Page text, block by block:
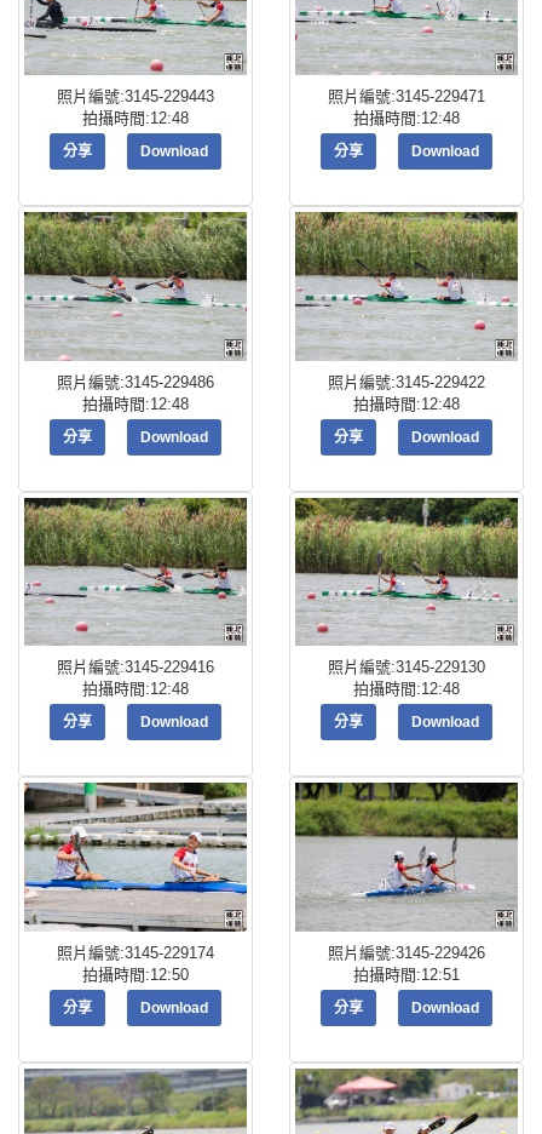
照片編號:3145-229443
拍攝時間:12:48
分享 Download
照片編號:3145-229471
拍攝時間:12:48
分享 Download
照片編號:3145-229486
拍攝時間:12:48
分享 Download
照片編號:3145-229422
拍攝時間:12:48
分享 Download
照片編號:3145-229416
拍攝時間:12:48
分享 Download
照片編號:3145-229130
拍攝時間:12:48
分享 Download
照片編號:3145-229174
拍攝時間:12:50
分享 Download
照片編號:3145-229426
拍攝時間:12:51
分享 Download